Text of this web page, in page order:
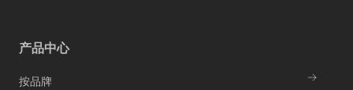
产品中心
按品牌